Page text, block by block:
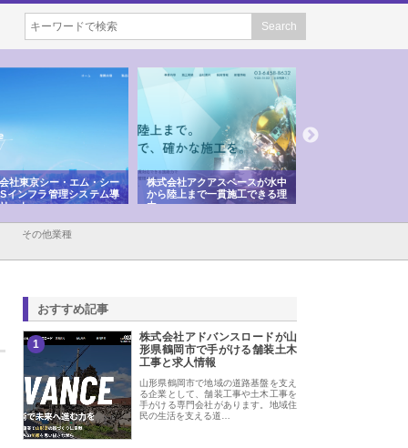
社東京シー・エム・シー
インフラ管理システム導
ット
株式会社アクアスペースが水中
から陸上まで一貫施工できる理
由
その他業種
おすすめ記事
1
株式会社アドバンスロードが山
形県鶴岡市で手がける舗装土木
工事と求人情報
山形県鶴岡市で地域の道路基盤を支え
る企業として、舗装工事や土木工事を
手がける専門会社があります。地域住
民の生活を支える道…